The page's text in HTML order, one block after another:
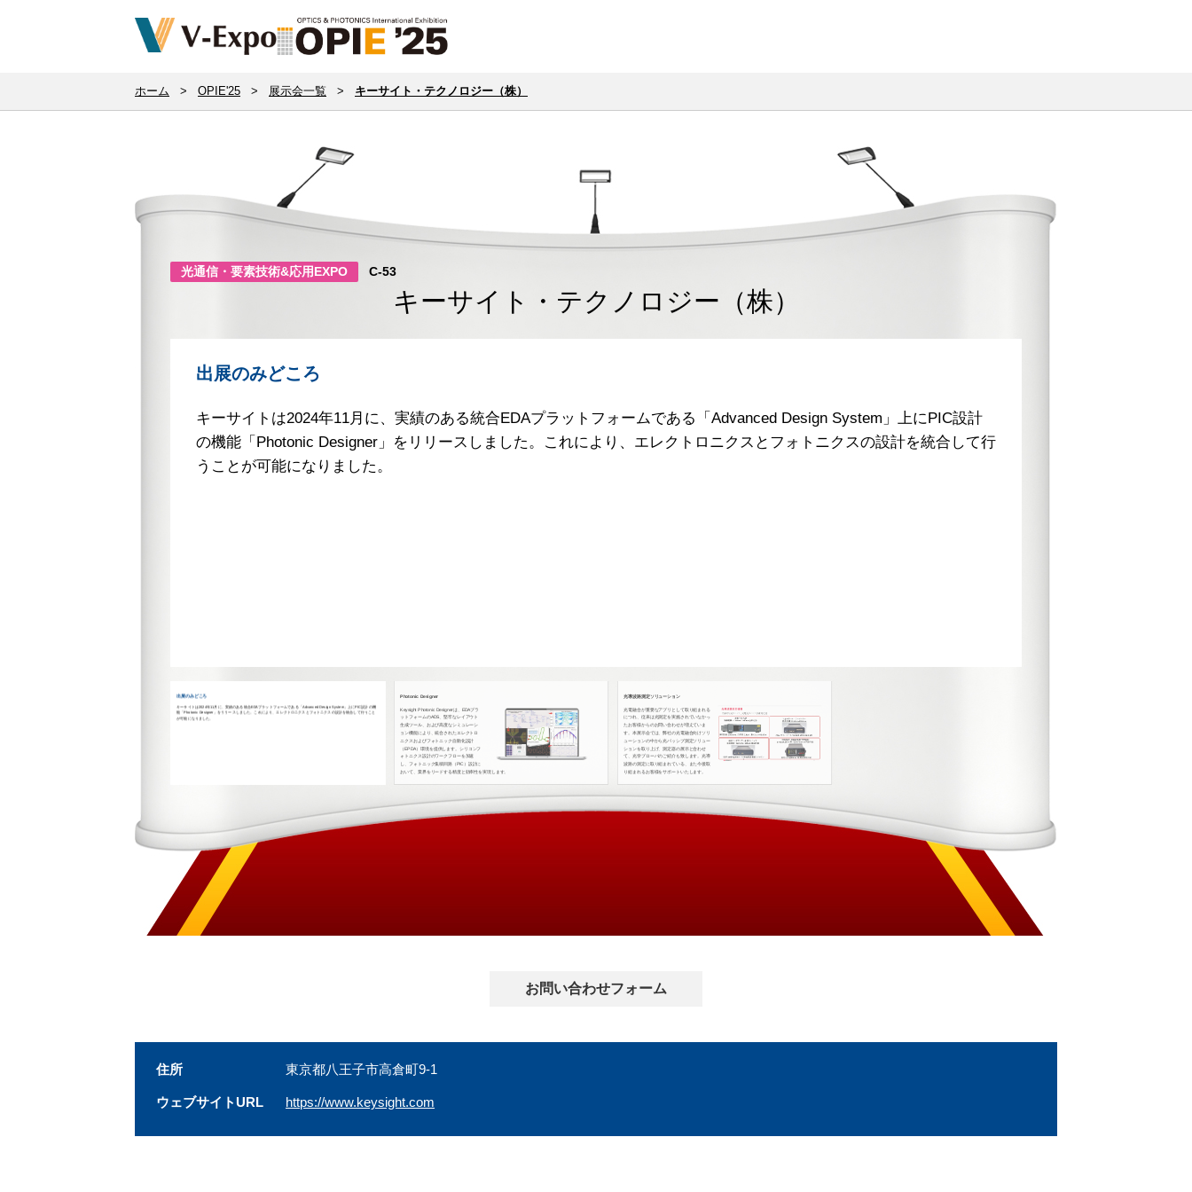
ホーム > OPIE'25 > 展示会一覧 > キーサイト・テクノロジー（株）
光通信・要素技術&応用EXPO C-53
キーサイト・テクノロジー（株）
出展のみどころ
キーサイトは2024年11月に、実績のある統合EDAプラットフォームである「Advanced Design System」上にPIC設計
の機能「Photonic Designer」をリリースしました。これにより、エレクトロニクスとフォトニクスの設計を統合して行
うことが可能になりました。
出展のみどころ
キーサイトは2024年11月に、実績のある統合EDAプラットフォームである「Advanced Design System」上にPIC設計の機
能「Photonic Designer」をリリースしました。これにより、エレクトロニクスとフォトニクスの設計を統合して行うこと
が可能になりました。
Photonic Designer
Keysight Photonic Designerは、EDAプラ
ットフォームのADS、堅牢なレイアウト
生成ツール、および高度なシミュレーシ
ョン機能により、統合されたエレクトロ
ニクスおよびフォトニック自動化設計
（EPDA）環境を提供します。シリコンフ
ォトニクス設計のワークフローを加速
し、フォトニック集積回路（PIC）設計に
おいて、業界をリードする精度と効率性を実現します。
光導波路測定ソリューション
光電融合が重要なアプリとして取り組まれる
につれ、従来は光測定を実施されていなかっ
たお客様からのお問い合わせが増えていま
す。本展示会では、弊社の光電融合向けソリ
ューションの中から光パッシブ測定ソリュー
ションを取り上げ、測定器の展示と合わせ
て、光学プローバのご紹介も致します。光導
波路の測定に取り組まれている、また今後取
り組まれるお客様をサポートいたします。
お問い合わせフォーム
住所 東京都八王子市高倉町9-1
ウェブサイトURL https://www.keysight.com